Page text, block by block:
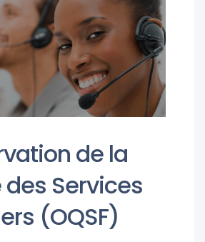
de la
Services
(OQSF)